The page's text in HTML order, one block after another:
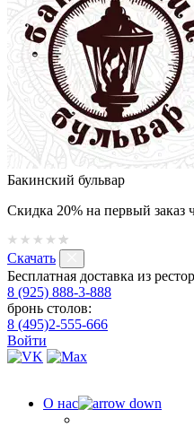
Бакинский бульвар
Скидка 20% на первый заказ
Скачать
Бесплатная доставка из
8 (925) 888-3-888
бронь столов:
8 (495)2-555-666
Войти
О нас